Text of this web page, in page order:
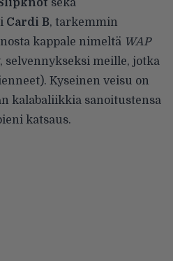
Cardi B, tarkemmin
kappale nimeltä WAP
selvennykseksi meille, jotka
Kyseinen veisu on
kalabaliikkia sanoitustensa
katsaus.